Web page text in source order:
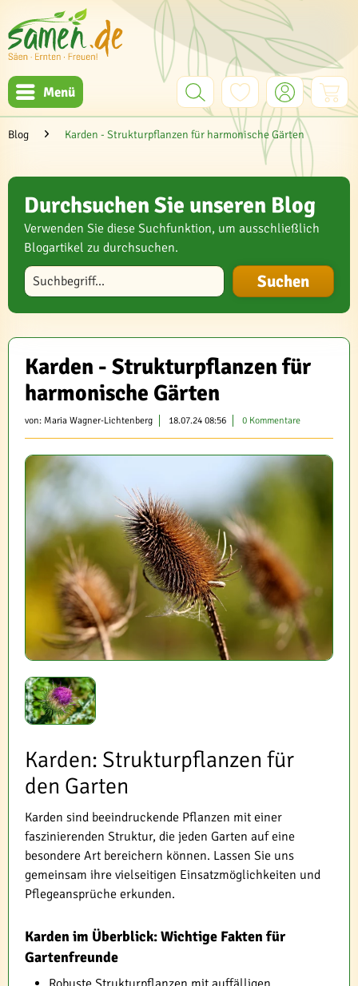
Menü
Blog Karden - Strukturpflanzen für harmonische Gärten
Durchsuchen Sie unseren Blog
Verwenden Sie diese Suchfunktion, um ausschließlich
Blogartikel zu durchsuchen.
Blog durchsuchen
Karden - Strukturpflanzen für
harmonische Gärten
von: Maria Wagner-Lichtenberg 18.07.24 08:56 0 Kommentare
Karden: Strukturpflanzen für
den Garten
Karden sind beeindruckende Pflanzen mit einer
faszinierenden Struktur, die jeden Garten auf eine
besondere Art bereichern können. Lassen Sie uns
gemeinsam ihre vielseitigen Einsatzmöglichkeiten und
Pflegeansprüche erkunden.
Karden im Überblick: Wichtige Fakten für
Gartenfreunde